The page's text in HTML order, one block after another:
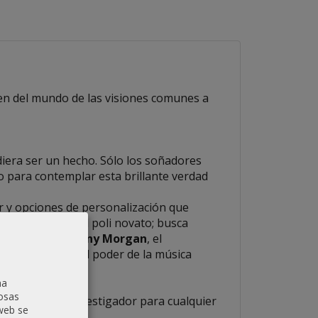
del mundo de las visiones comunes a
ser un hecho. Sólo los soñadores
para contemplar esta brillante verdad
opciones de personalización que
, el poli novato; busca
Tony Morgan, el
mística en el poder de la música
mazos de investigador para cualquier
se